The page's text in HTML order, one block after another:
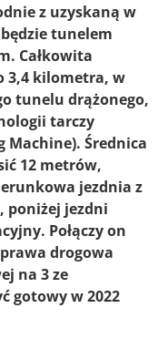
z uzyskaną w
tunelem
Całkowita
3,4 kilometra, w
tunelu drążonego,
tarczy
Machine). Średnica
12 metrów,
jezdnia z
poniżej jezdni
Połączy on
drogowa
na 3 ze
gotowy w 2022